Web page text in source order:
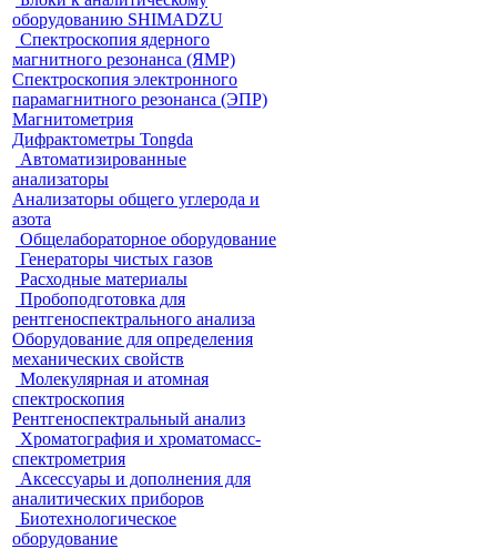
оборудованию SHIMADZU
Спектроскопия ядерного
магнитного резонанса (ЯМР)
Спектроскопия электронного
парамагнитного резонанса (ЭПР)
Магнитометрия
Дифрактометры Tongda
Автоматизированные
анализаторы
Анализаторы общего углерода и
азота
Общелабораторное оборудование
Генераторы чистых газов
Расходные материалы
Пробоподготовка для
рентгеноспектрального анализа
Оборудование для определения
механических свойств
Молекулярная и атомная
спектроскопия
Рентгеноспектральный анализ
Хроматография и хроматомасс-
спектрометрия
Аксессуары и дополнения для
аналитических приборов
Биотехнологическое
оборудование